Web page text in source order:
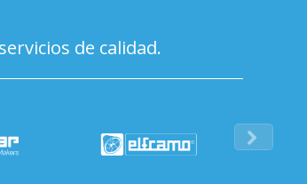
de calidad.